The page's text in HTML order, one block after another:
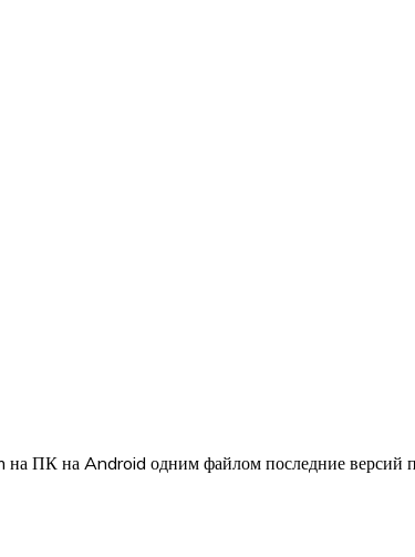
ПК на Android одним файлом последние версий